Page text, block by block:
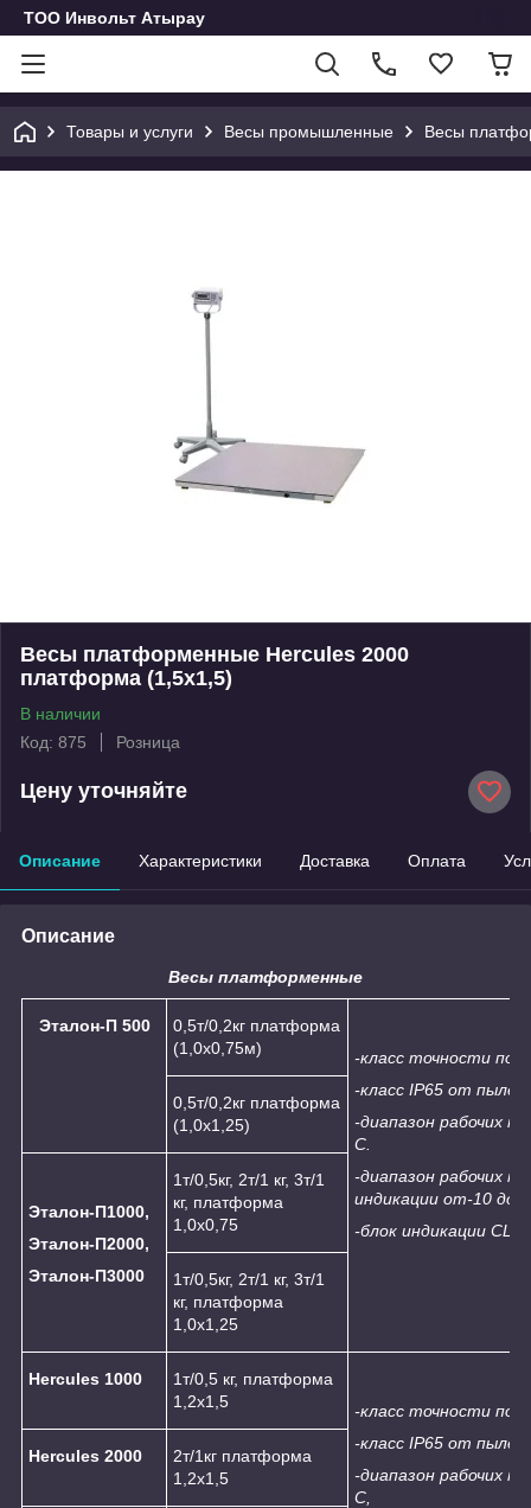
ТОО Инвольт Атырау
Товары и услуги Весы промышленные Весы
Весы платформенные Hercules 2000
платформа (1,5х1,5)
В наличии
Код: 875
Розница
Цену уточняйте
Описание Характеристики Доставка Оплата
Описание
Весы платформенные
Эталон-П 500
0,5т/0,2кг платформа
(1,0х0,75м)
-класс точности по
-класс IP65 от пыле-
-диапазон рабочих
С.
-диапазон рабочих
индикации от-10 до
-блок индикации СL-
0,5т/0,2кг платформа
(1,0х1,25)
Эталон-П1000,
Эталон-П2000,
Эталон-П3000
1т/0,5кг, 2т/1 кг, 3т/1
кг, платформа
1,0х0,75
1т/0,5кг, 2т/1 кг, 3т/1
кг, платформа
1,0х1,25
Hercules 1000
1т/0,5 кг, платформа
1,2х1,5
-класс точности по
-класс IP65 от пыле-
-диапазон рабочих
С,
Hercules 2000
2т/1кг платформа
1,2х1,5